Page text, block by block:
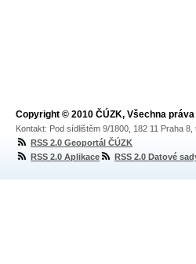
Copyright © 2010 ČÚZK, Všechna
Kontakt: Pod sídlištěm 9/1800, 182 11 Praha
RSS 2.0 Geoportál ČÚZK
RSS 2.0 Aplikace
RSS 2.0 Datové